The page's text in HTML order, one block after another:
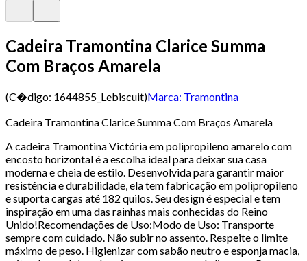
Cadeira Tramontina Clarice Summa
Com Braços Amarela
(C�digo: 1644855_Lebiscuit)Marca: Tramontina
Cadeira Tramontina Clarice Summa Com Braços Amarela
A cadeira Tramontina Victória em polipropileno amarelo com
encosto horizontal é a escolha ideal para deixar sua casa
moderna e cheia de estilo. Desenvolvida para garantir maior
resistência e durabilidade, ela tem fabricação em polipropileno
e suporta cargas até 182 quilos. Seu design é especial e tem
inspiração em uma das rainhas mais conhecidas do Reino
Unido!Recomendações de Uso:Modo de Uso: Transporte
sempre com cuidado. Não subir no assento. Respeite o limite
máximo de peso. Higienizar com sabão neutro e esponja macia,